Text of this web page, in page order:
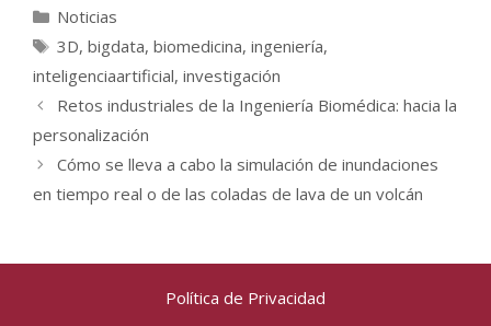
Categorías
Noticias
Etiquetas
3D, bigdata, biomedicina, ingeniería,
inteligenciaartificial, investigación
Retos industriales de la Ingeniería Biomédica: hacia la
personalización
Cómo se lleva a cabo la simulación de inundaciones
en tiempo real o de las coladas de lava de un volcán
Política de Privacidad